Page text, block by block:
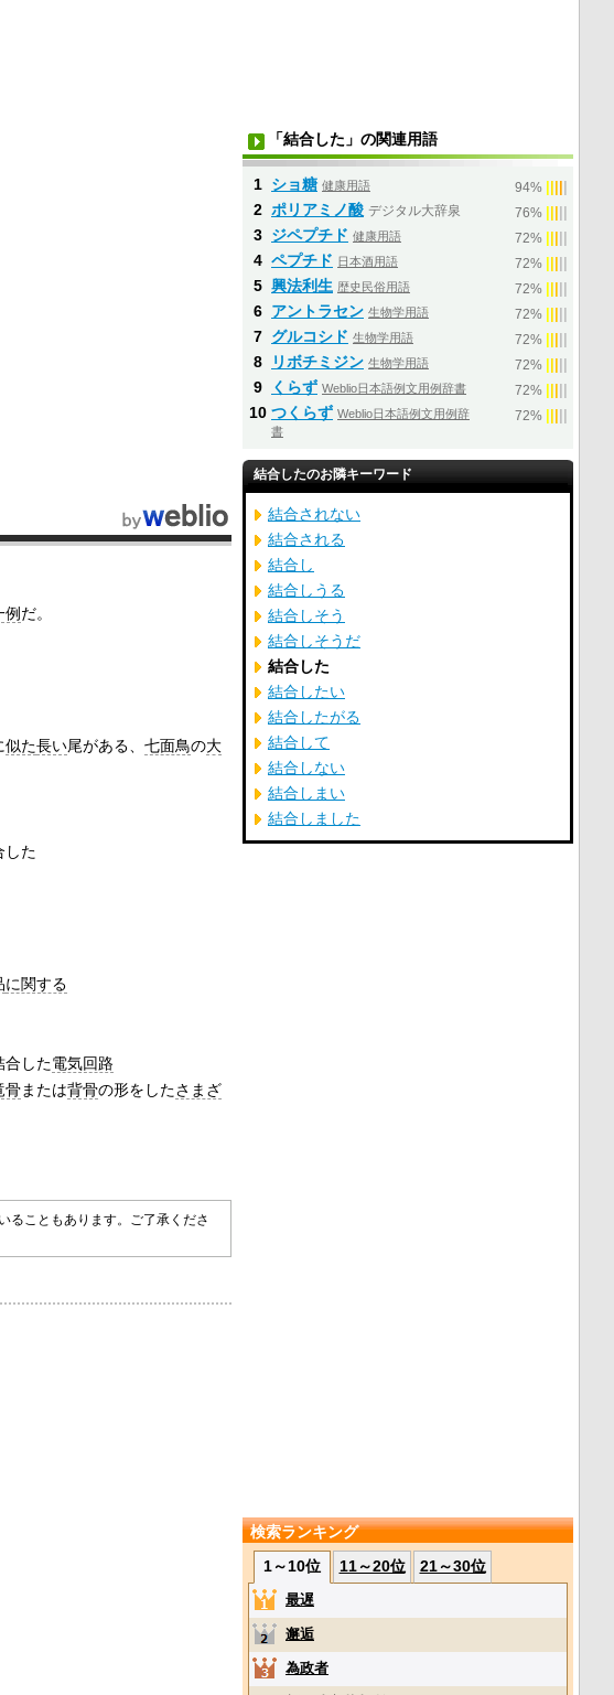
例 だ。
似た長い尾がある、 七面鳥の大
した
に関する
合した電気回路
骨または背骨の形をしたさまざ
ることもあります。ご了承くださ
「結合した」の関連用語
1 ショ糖 健康用語 94%
2 ポリアミノ酸 デジタル大辞泉 76%
3 ジペプチド 健康用語 72%
4 ペプチド 日本酒用語 72%
5 興法利生 歴史民俗用語 72%
6 アントラセン 生物学用語 72%
7 グルコシド 生物学用語 72%
8 リボチミジン 生物学用語 72%
9 くらず Weblio日本語例文用例辞書 72%
10 つくらず Weblio日本語例文用例辞
書
72%
結合したのお隣キーワード
結合されない
結合される
結合し
結合しうる
結合しそう
結合しそうだ
結合した
結合したい
結合したがる
結合して
結合しない
結合しまい
結合しました
検索ランキング
1～10位
11～20位 21～30位
最遅
邂逅
為政者